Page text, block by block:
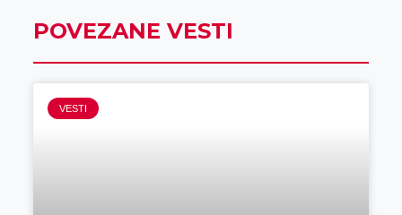
POVEZANE VESTI
VESTI